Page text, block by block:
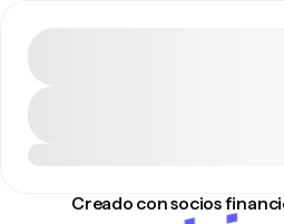
Creado con socios